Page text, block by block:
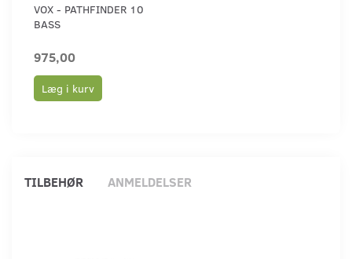
VOX - PATHFINDER 10
BASS
975,00
Læg i kurv
TILBEHØR ANMELDELSER